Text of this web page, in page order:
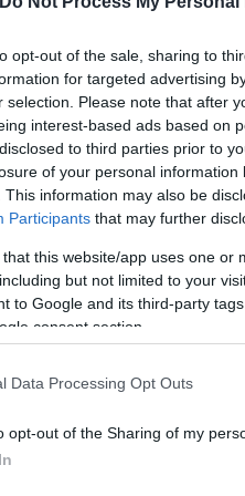
opt-out of the sale, sharing to
for targeted advertising
selection. Please note that after
interest-based ads based on
to third parties prior to
of your personal information
This information may also be
Participants that may further
that this website/app uses one
but not limited to your
to Google and its third-party
consent section.
Data Processing Opt Outs
opt-out of the Sharing of my
επαφών
μηδικής (
ίδια πηγή
υπολογισμό του ΑΤΑΚ.
μπλόκα ανά την
στα επόμενα 24ώρα,
περιθώρια
διαδοχική άρνηση
επί το
στενεύει